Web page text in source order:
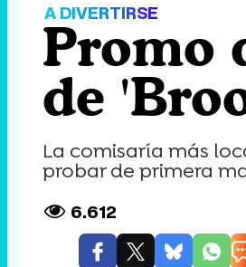
A DIVERTIRSE
Promo
de
La comisaría más
probar de primera
6.612